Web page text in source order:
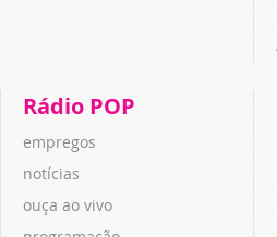
Rádio POP
empregos
notícias
ouça ao vivo